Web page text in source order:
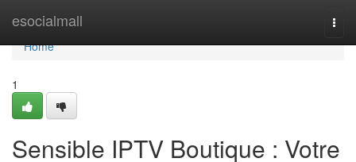
esocialmall
Home
Home
1
Sensible IPTV Boutique : Votre